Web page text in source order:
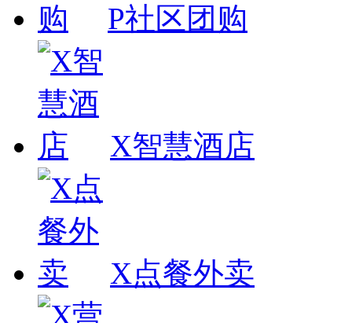
P社区团购
X智慧酒店
X点餐外卖